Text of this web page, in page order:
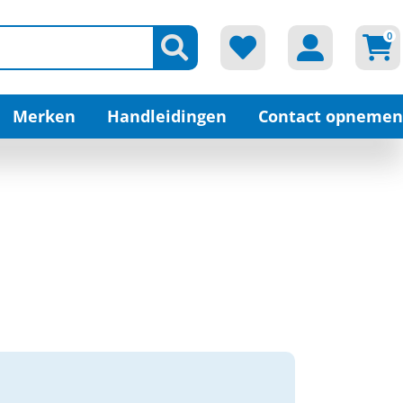
0
Merken Handleidingen Contact opnemen